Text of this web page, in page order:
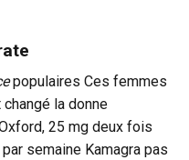
populaires Ces femmes
la donne
25 mg deux fois
semaine Kamagra pas